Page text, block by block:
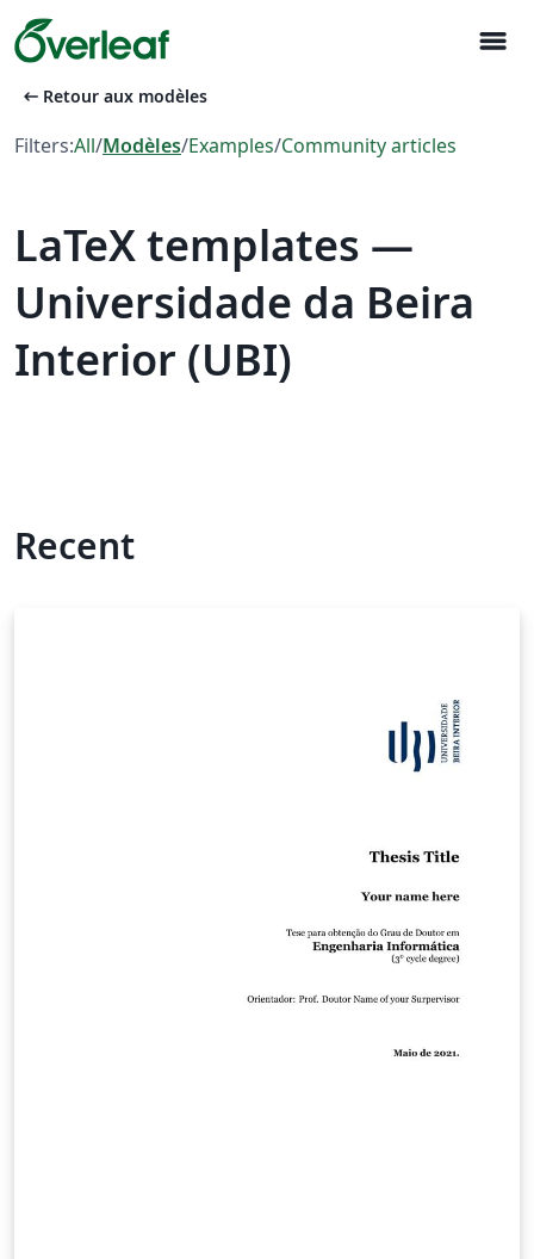
menu
arrow_left_alt Retour aux modèles
Filters:All/Modèles/Examples/Community articles
LaTeX templates —
Universidade da Beira
Interior (UBI)
Recent